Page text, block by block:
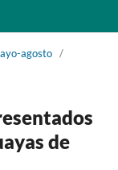
agosto /
de